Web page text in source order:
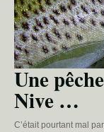
Une
Nive …
C’était pourtant mal